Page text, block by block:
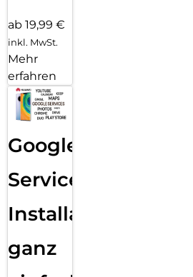
ab 19,99 €
inkl. MwSt.
Mehr
erfahren
Google
Services
Installation
ganz